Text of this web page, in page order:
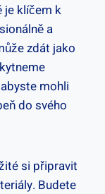
je klíčem k
a
zdát jako
mohli
do svého
si připravit
Budete